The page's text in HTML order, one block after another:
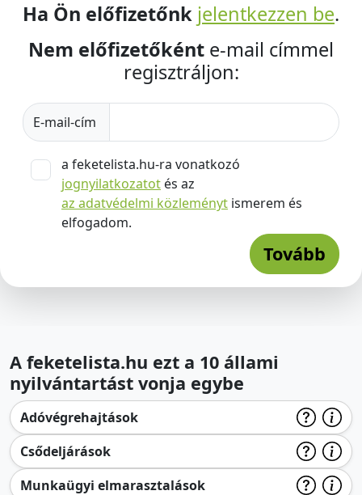
Ha Ön előfizetőnk jelentkezzen be.
Nem előfizetőként e-mail címmel
regisztráljon:
E-mail-cím
a feketelista.hu-ra vonatkozó
jognyilatkozatot és az
az adatvédelmi közleményt ismerem és
elfogadom.
Tovább
A feketelista.hu ezt a 10 állami
nyilvántartást vonja egybe
Adóvégrehajtások
Csődeljárások
Munkaügyi elmarasztalások